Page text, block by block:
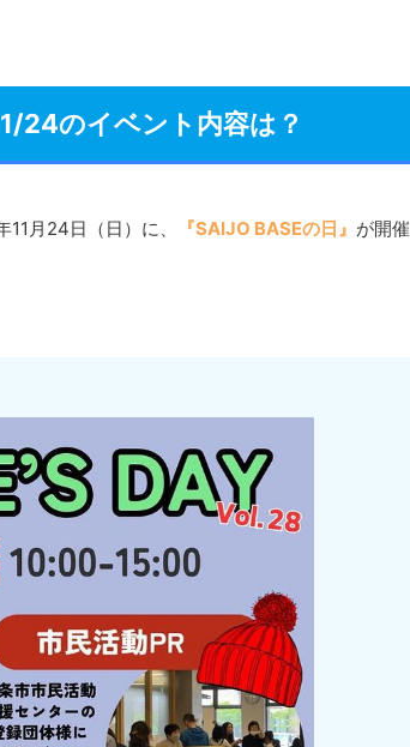
24のイベント内容は？
月24日（日）に、 『SAIJO BASEの日』 が開催